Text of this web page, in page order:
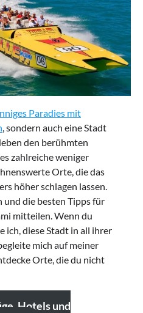
Paradies mit
, sondern auch eine Stadt
den berühmten
zahlreiche weniger
Orte, die das
höher schlagen lassen.
und die besten Tipps für
mitteilen. Wenn du
ich, diese Stadt in all ihrer
mich auf meiner
Orte, die du nicht
Hotels und